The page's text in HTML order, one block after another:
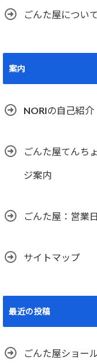
ごんた屋について
案内
NORIの自己紹介
ごんた屋てんち
ジ案内
ごんた屋：営業日
サイトマップ
最近の投稿
ごんた屋ショー